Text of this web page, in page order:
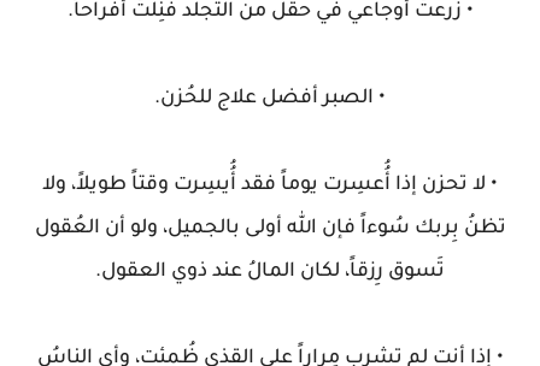
• زرعتُ أوجاعي في حقل من التجلد فنِلتُ أفراحاً.
• الصبر أفضل علاج للحُزن.
• لا تحزن إذا أُُعسِرت يوماً فقد أُُيسِرت وقتاً طويلاً، ولا
تظنُ بِربك سُوءاً فإن الله أولى بالجميل، ولو أن العُقول
تَسوق رِزقاً، لكان المالُ عند ذوي العقول.
• إذا أنت لم تشرب مِراراً على القذى ظُمئت، وأي الناسُ